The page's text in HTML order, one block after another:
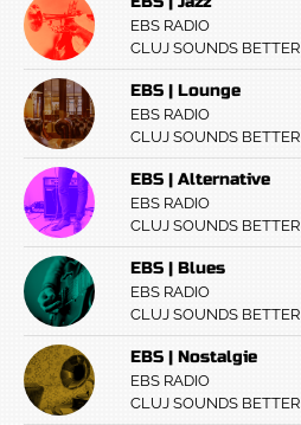
EBS RADIO
CLUJ SOUNDS BETTER
EBS | Lounge
EBS RADIO
CLUJ SOUNDS BETTER
EBS | Alternative
EBS RADIO
CLUJ SOUNDS BETTER
EBS | Blues
EBS RADIO
CLUJ SOUNDS BETTER
EBS | Nostalgie
EBS RADIO
CLUJ SOUNDS BETTER